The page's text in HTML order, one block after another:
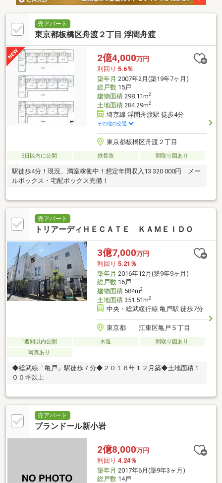
売アパート
東京都板橋区舟渡２丁目 浮間舟渡
2億4,000万円
利回り 5.6％
築年月 2007年2月(築19年7ヶ月)
総戸数15戸
建物面積298.11m2
土地面積284.29m2
埼京線 浮間舟渡駅 徒歩4分
その他の交通
東京都板橋区舟渡２丁目
3日以内に公開 鉄骨造 間取り図あり
駅徒歩4分！現況、満室稼働中！想定年間収入13 320 000円 メー
ルボックス・宅配ボックス完備！
売アパート
トリアーディＨＥＣＡＴＥ ＫＡＭＥＩＤＯ
3億7,000万円
利回り 5.21％
築年月 2016年12月(築9年9ヶ月)
総戸数16戸
建物面積584m2
土地面積351.51m2
中央・総武緩行線 亀戸駅 徒歩7分
東京都 江東区亀戸５丁目
1週間以内公開 木造
間取り図あり
写真あり
◆総武線「亀戸」駅徒歩７分◆２０１６年１２月築◆土地面積１
００坪以上
売アパート
プランドール新小岩
2億8,000万円
利回り 4.24％
築年月 2017年6月(築9年3ヶ月)
総戸数14戸